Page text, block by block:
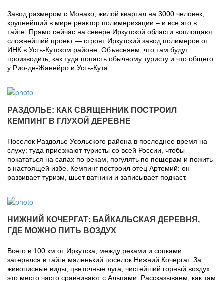
Завод размером с Монако, жилой квартал на 3000 человек,
крупнейший в мире реактор полимеризации – и все это в
тайге. Прямо сейчас на севере Иркутской области воплощают
сложнейший проект — строят Иркутский завод полимеров от
ИНК в Усть-Кутском районе. Объясняем, что там будут
производить, как туда попасть обычному туристу и что общего
у Рио-де-Жанейро и Усть-Кута.
РАЗДОЛЬЕ: КАК СВЯЩЕННИК ПОСТРОИЛ
КЕМПИНГ В ГЛУХОЙ ДЕРЕВНЕ
Поселок Раздолье Усольского района в последнее время на
слуху: туда приезжают туристы со всей России, чтобы
покататься на сапах по рекам, погулять по пещерам и пожить
в настоящей избе. Кемпинг построил отец Артемий: он
развивает туризм, шьет ватники и записывает подкаст.
НИЖНИЙ КОЧЕРГАТ: БАЙКАЛЬСКАЯ ДЕРЕВНЯ,
ГДЕ МОЖНО ПИТЬ ВОЗДУХ
Всего в 100 км от Иркутска, между реками и сопками
затерялся в тайге маленький поселок Нижний Кочергат. За
живописные виды, цветочные луга, чистейший горный воздух
это место часто сравнивают с Альпами. Рассказываем, как там